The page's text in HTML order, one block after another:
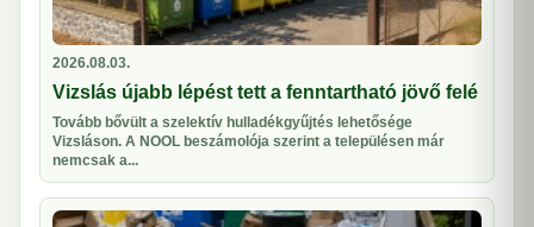
2026.08.03.
Vizslás újabb lépést tett a fenntartható jövő felé
Tovább bővült a szelektív hulladékgyűjtés lehetősége
Vizsláson. A NOOL beszámolója szerint a településen már
nemcsak a...